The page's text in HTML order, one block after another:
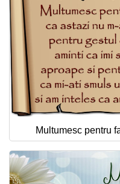
Multumesc pentru